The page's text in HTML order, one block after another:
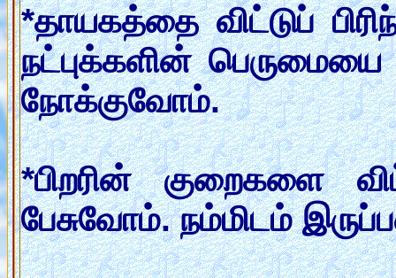
*தாயகத்தை விட்டுப்
நட்புக்களின் பெருமையை
நோக்குவோம்.
*பிறரின் குறைகளை
பேசுவோம். நம்மிடம்